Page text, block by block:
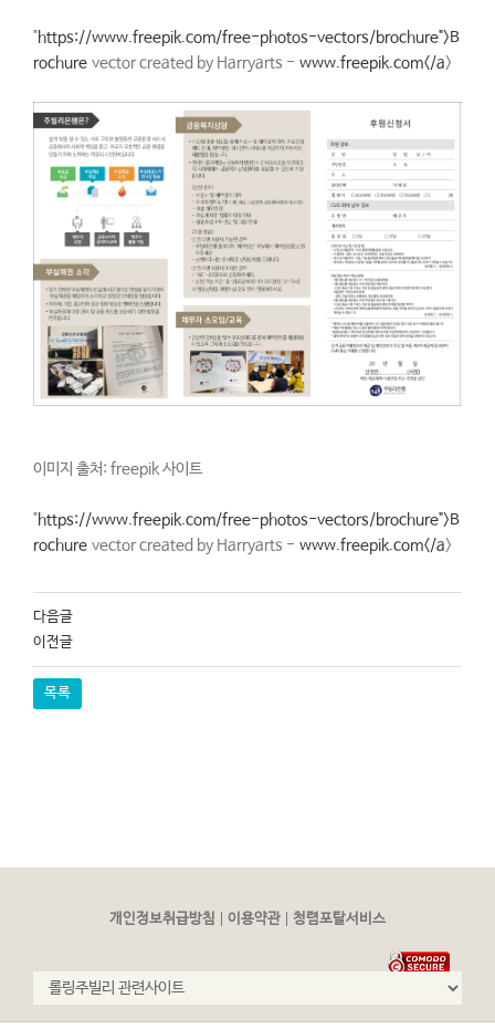
"https://www.freepik.com/free-photos-vectors/brochure">B
rochure vector created by Harryarts - www.freepik.com</a>
이미지 출처: freepik 사이트
"https://www.freepik.com/free-photos-vectors/brochure">B
rochure vector created by Harryarts - www.freepik.com</a>
다음글
이전글
목록
개인정보취급방침 | 이용약관 | 청렴포탈서비스